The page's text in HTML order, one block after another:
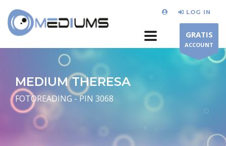
LOG IN
GRATIS
ACCOUNT
MEDIUM THERESA
FOTOREADING - PIN 3068